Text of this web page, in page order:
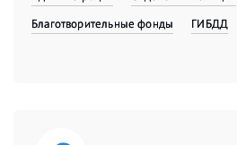
Благотворительные фонды
ГИБДД